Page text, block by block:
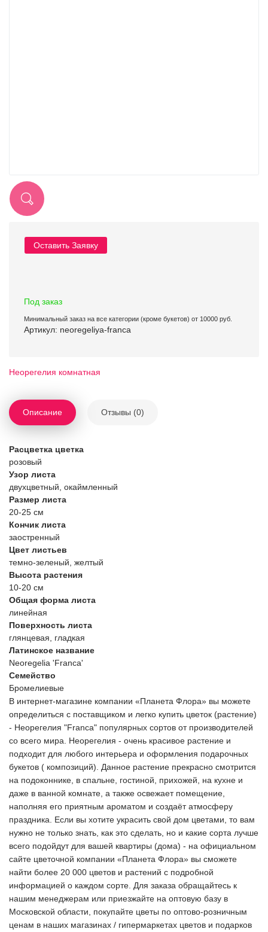
Оставить Заявку
Под заказ
Минимальный заказ на все категории (кроме букетов) от 10000 руб.
Артикул: neoregeliya-franca
Неорегелия комнатная
Описание Отзывы (0)
Расцветка цветка
розовый
Узор листа
двухцветный, окаймленный
Размер листа
20-25 см
Кончик листа
заостренный
Цвет листьев
темно-зеленый, желтый
Высота растения
10-20 см
Общая форма листа
линейная
Поверхность листа
глянцевая, гладкая
Латинское название
Neoregelia 'Franca'
Семейство
Бромелиевые
В интернет-магазине компании «Планета Флора» вы можете
определиться с поставщиком и легко купить цветок (растение)
- Неорегелия "Franca" популярных сортов от производителей
со всего мира. Неорегелия - очень красивое растение и
подходит для любого интерьера и оформления подарочных
букетов ( композиций). Данное растение прекрасно смотрится
на подоконнике, в спальне, гостиной, прихожей, на кухне и
даже в ванной комнате, а также освежает помещение,
наполняя его приятным ароматом и создаёт атмосферу
праздника. Если вы хотите украсить свой дом цветами, то вам
нужно не только знать, как это сделать, но и какие сорта лучше
всего подойдут для вашей квартиры (дома) - на официальном
сайте цветочной компании «Планета Флора» вы сможете
найти более 20 000 цветов и растений с подробной
информацией о каждом сорте. Для заказа обращайтесь к
нашим менеджерам или приезжайте на оптовую базу в
Московской области, покупайте цветы по оптово-розничным
ценам в наших магазинах / гипермаркетах цветов и подарков